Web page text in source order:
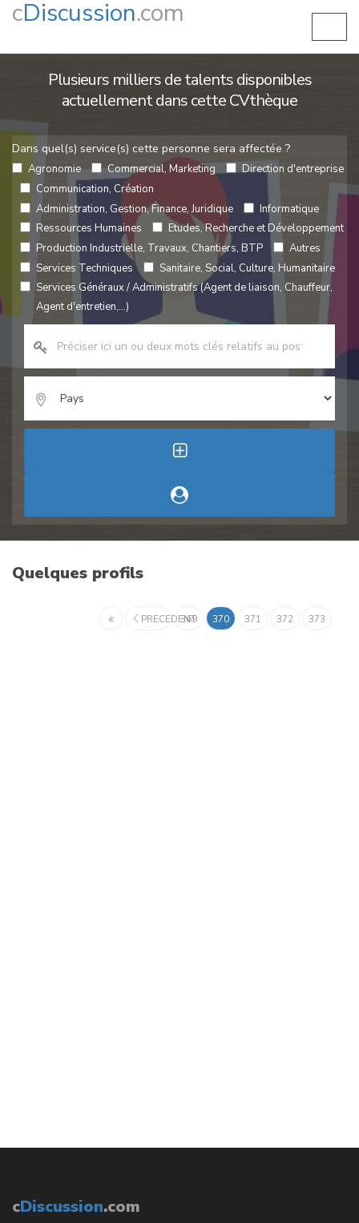
cDiscussion.com
Plusieurs milliers de talents disponibles
actuellement dans cette CVthèque
Dans quel(s) service(s) cette personne sera affectée ?
Agronomie Commercial, Marketing
Direction d'entreprise
Communication, Création
Administration, Gestion, Finance, Juridique
Informatique
Ressources Humaines
Etudes, Recherche et Développement
Production Industrielle, Travaux, Chantiers, BTP
Autres
Services Techniques
Sanitaire, Social, Culture, Humanitaire
Services Généraux / Administratifs (Agent de liaison, Chauffeur,
Agent d'entretien,...)
Quelques profils
PRECEDENT
369 370 371 372 373
cDiscussion.com